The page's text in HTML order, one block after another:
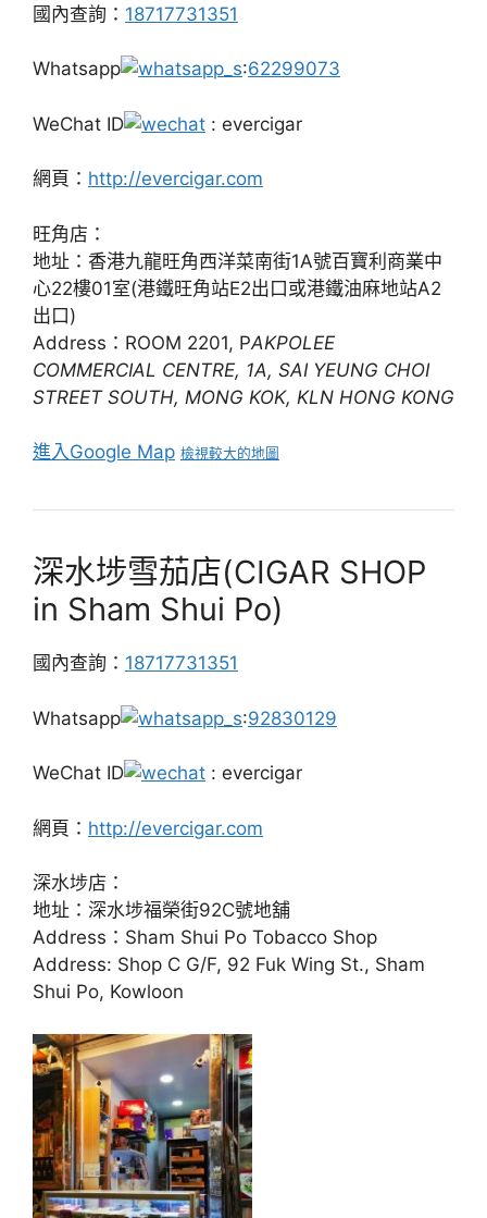
國內查詢： 18717731351
Whatsapp :62299073
WeChat ID : evercigar
網頁： http://evercigar.com
旺角店：
地址：香港九龍旺角西洋菜南街1A號百寶利商業中
心22樓01室(港鐵旺角站E2出口或港鐵油麻地站A2
出口)
Address：ROOM 2201, PAKPOLEE
COMMERCIAL CENTRE, 1A, SAI YEUNG CHOI
STREET SOUTH, MONG KOK, KLN HONG KONG
進入Google Map 檢視較大的地圖
深水埗雪茄店(CIGAR SHOP
in Sham Shui Po)
國內查詢： 18717731351
Whatsapp :92830129
WeChat ID : evercigar
網頁： http://evercigar.com
深水埗店：
地址：深水埗福榮街92C號地舖
Address：Sham Shui Po Tobacco Shop
Address: Shop C G/F, 92 Fuk Wing St., Sham
Shui Po, Kowloon